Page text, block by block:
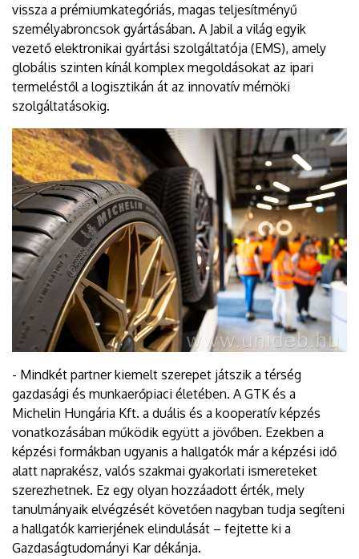
vissza a prémiumkategóriás, magas teljesítményű
személyabroncsok gyártásában. A Jabil a világ egyik
vezető elektronikai gyártási szolgáltatója (EMS), amely
globális szinten kínál komplex megoldásokat az ipari
termeléstől a logisztikán át az innovatív mérnöki
szolgáltatásokig.
- Mindkét partner kiemelt szerepet játszik a térség
gazdasági és munkaerőpiaci életében. A GTK és a
Michelin Hungária Kft. a duális és a kooperatív képzés
vonatkozásában működik együtt a jövőben. Ezekben a
képzési formákban ugyanis a hallgatók már a képzési idő
alatt naprakész, valós szakmai gyakorlati ismereteket
szerezhetnek. Ez egy olyan hozzáadott érték, mely
tanulmányaik elvégzését követően nagyban tudja segíteni
a hallgatók karrierjének elindulását – fejtette ki a
Gazdaságtudományi Kar dékánja.